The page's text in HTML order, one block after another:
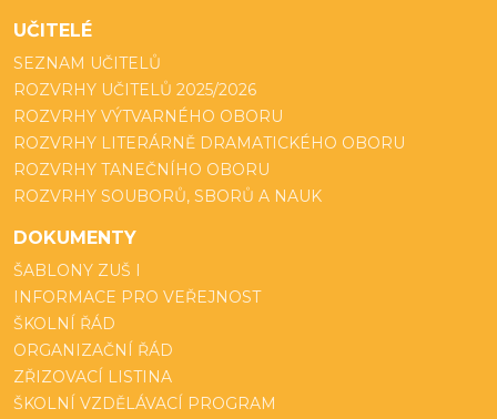
UČITELÉ
SEZNAM UČITELŮ
ROZVRHY UČITELŮ 2025/2026
ROZVRHY VÝTVARNÉHO OBORU
ROZVRHY LITERÁRNĚ DRAMATICKÉHO OBORU
ROZVRHY TANEČNÍHO OBORU
ROZVRHY SOUBORŮ, SBORŮ A NAUK
DOKUMENTY
ŠABLONY ZUŠ I
INFORMACE PRO VEŘEJNOST
ŠKOLNÍ ŘÁD
ORGANIZAČNÍ ŘÁD
ZŘIZOVACÍ LISTINA
ŠKOLNÍ VZDĚLÁVACÍ PROGRAM